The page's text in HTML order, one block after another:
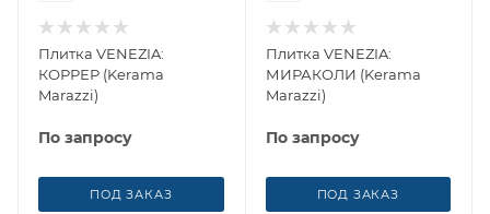
Плитка VENEZIA:
КОРРЕР (Kerama
Marazzi)
По запросу
ПОД ЗАКАЗ
Плитка VENEZIA:
МИРАКОЛИ (Kerama
Marazzi)
По запросу
ПОД ЗАКАЗ